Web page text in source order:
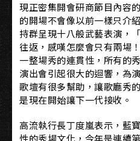
現正密集開會研商節目內容
的開場不會像以前一樣只介
持群呈現十八般武藝表演，
往返，感嘆怎麼會只有兩場
一整場秀的連貫性，所有的
演出會引起很大的迴響，為
歌壇有很多幫助，讓歌廳秀
是現在開始讓下一代接收。
高流執行長丁度嵐表示，藍
性的秀場文化，今年是連續